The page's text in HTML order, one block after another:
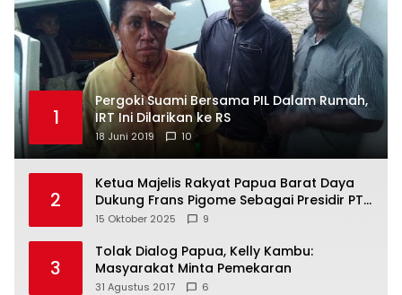
1
Pergoki Suami Bersama PIL Dalam Rumah,
IRT Ini Dilarikan ke RS
18 Juni 2019 10
2
Ketua Majelis Rakyat Papua Barat Daya
Dukung Frans Pigome Sebagai Presidir PT
Freeport Indonesia
15 Oktober 2025 9
3
Tolak Dialog Papua, Kelly Kambu:
Masyarakat Minta Pemekaran
31 Agustus 2017 6